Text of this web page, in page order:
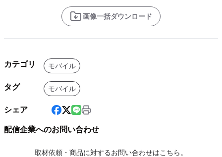
画像一括ダウンロード
カテゴリ モバイル
タグ モバイル
シェア
配信企業へのお問い合わせ
取材依頼・商品に対するお問い合わせはこちら。